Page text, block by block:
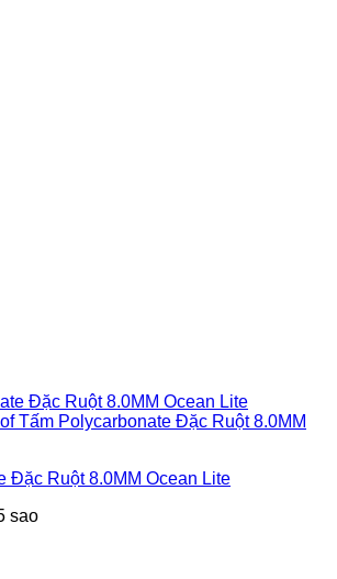
Đặc Ruột 8.0MM Ocean Lite
sao